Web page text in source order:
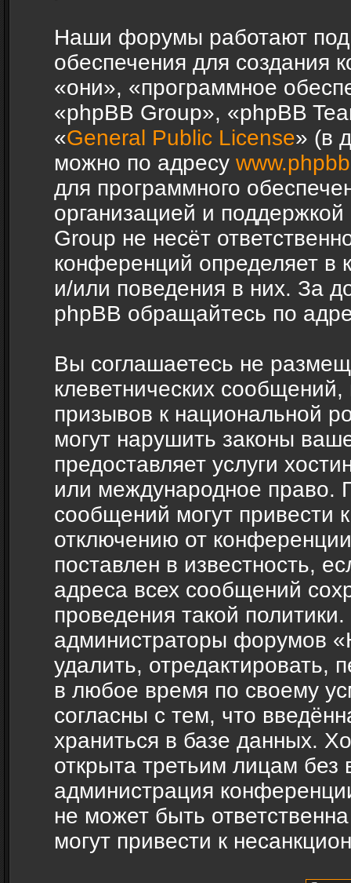
Наши форумы работают под
обеспечения для создания
«они», «программное
«phpBB Group», «phpBB
«General Public License» (в
можно по адресу
для программного
организацией и
Group не несёт
конференций определяет в
и/или поведения в них. За
phpBB обращайтесь по
Вы соглашаетесь не
клеветнических
призывов к национальной
могут нарушить законы
предоставляет услуги
или международное право.
сообщений могут привести
отключению от
поставлен в известность,
адреса всех сообщений
проведения такой
администраторы форумов
удалить, отредактировать,
в любое время по своему
согласны с тем, что
храниться в базе данных.
открыта третьим лицам
администрация
не может быть
могут привести к